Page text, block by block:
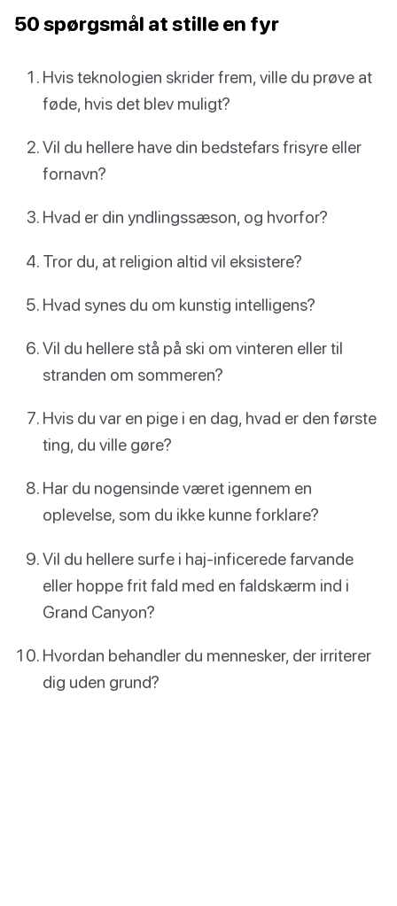
50 spørgsmål at stille en fyr
Hvis teknologien skrider frem, ville du prøve at
føde, hvis det blev muligt?
Vil du hellere have din bedstefars frisyre eller
fornavn?
Hvad er din yndlingssæson, og hvorfor?
Tror du, at religion altid vil eksistere?
Hvad synes du om kunstig intelligens?
Vil du hellere stå på ski om vinteren eller til
stranden om sommeren?
Hvis du var en pige i en dag, hvad er den første
ting, du ville gøre?
Har du nogensinde været igennem en
oplevelse, som du ikke kunne forklare?
Vil du hellere surfe i haj-inficerede farvande
eller hoppe frit fald med en faldskærm ind i
Grand Canyon?
Hvordan behandler du mennesker, der irriterer
dig uden grund?